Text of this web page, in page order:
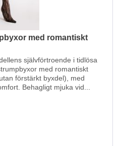
med romantiskt
självförtroende i tidlösa
med romantiskt
förstärkt byxdel), med
Behagligt mjuka vid...